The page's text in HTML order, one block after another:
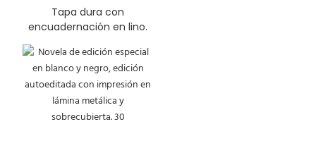
Tapa dura con
encuadernación en lino.